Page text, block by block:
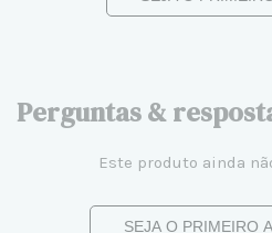
Perguntas &
Este produto ainda
SEJA O PRIMEIRO